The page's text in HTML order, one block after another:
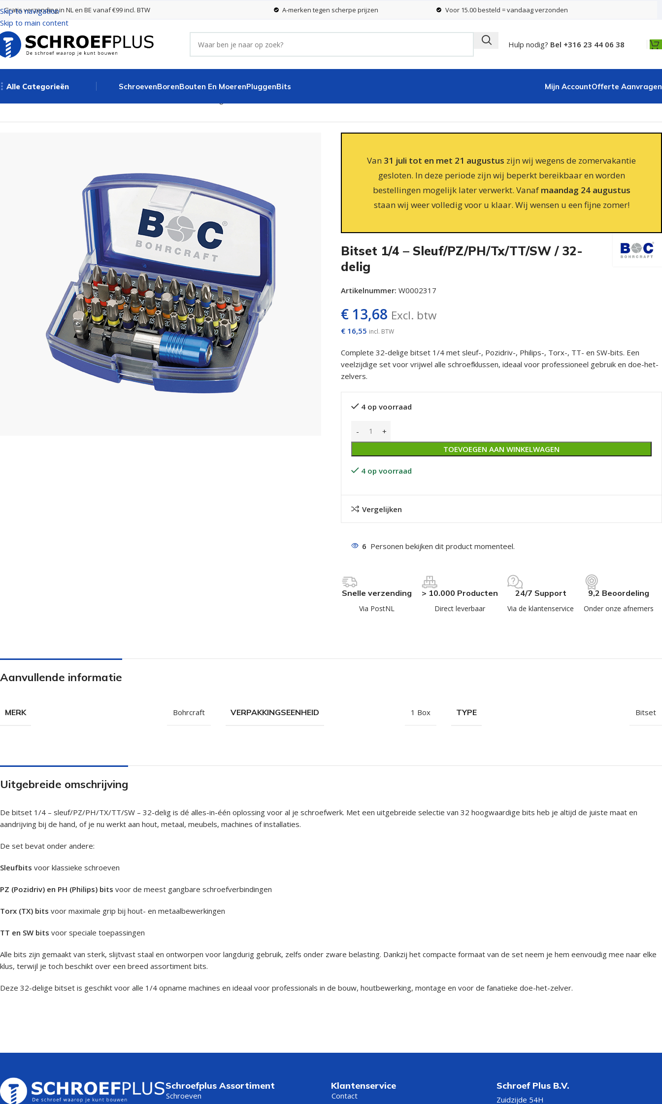
Skip to navigation
Skip to main content
Gratis verzending in NL en BE vanaf €99 incl. BTW A-merken tegen scherpe prijzen Voor 15.00 besteld = vandaag verzonden
Hulp nodig? Bel +316 23 44 06 38
Alle Categorieën
Isolatieschroeven
Betonschroeven
Populaire merken
SchroevenBorenBouten En MoerenPluggenBits Mijn AccountOfferte Aanvragen
Van 31 juli tot en met 21 augustus zijn wij wegens de zomervakantie
gesloten. In deze periode zijn wij beperkt bereikbaar en worden
bestellingen mogelijk later verwerkt. Vanaf maandag 24 augustus
staan wij weer volledig voor u klaar. Wij wensen u een fijne zomer!
Bitset 1/4 – Sleuf/PZ/PH/Tx/TT/SW / 32-
delig
Artikelnummer: W0002317
€ 13,68 Excl. btw
€ 16,55 incl. BTW
Complete 32-delige bitset 1/4 met sleuf-, Pozidriv-, Philips-, Torx-, TT- en SW-bits. Een
veelzijdige set voor vrijwel alle schroefklussen, ideaal voor professioneel gebruik en doe-het-
zelvers.
4 op voorraad
TOEVOEGEN AAN WINKELWAGEN
4 op voorraad
Vergelijken
6 Personen bekijken dit product momenteel.
Snelle verzending
Via PostNL
> 10.000 Producten
Direct leverbaar
24/7 Support
Via de klantenservice
9,2 Beoordeling
Onder onze afnemers
Aanvullende informatie
MERK Bohrcraft VERPAKKINGSEENHEID 1 Box TYPE Bitset
Uitgebreide omschrijving
De bitset 1/4 – sleuf/PZ/PH/TX/TT/SW – 32-delig is dé alles-in-één oplossing voor al je schroefwerk. Met een uitgebreide selectie van 32 hoogwaardige bits heb je altijd de juiste maat en
aandrijving bij de hand, of je nu werkt aan hout, metaal, meubels, machines of installaties.
De set bevat onder andere:
Sleufbits voor klassieke schroeven
PZ (Pozidriv) en PH (Philips) bits voor de meest gangbare schroefverbindingen
Torx (TX) bits voor maximale grip bij hout- en metaalbewerkingen
TT en SW bits voor speciale toepassingen
Alle bits zijn gemaakt van sterk, slijtvast staal en ontworpen voor langdurig gebruik, zelfs onder zware belasting. Dankzij het compacte formaat van de set neem je hem eenvoudig mee naar elke
klus, terwijl je toch beschikt over een breed assortiment bits.
Deze 32-delige bitset is geschikt voor alle 1/4 opname machines en ideaal voor professionals in de bouw, houtbewerking, montage en voor de fanatieke doe-het-zelver.
Schroefplus Assortiment
Schroeven
Klantenservice
Contact
Schroef Plus B.V.
Zuidzijde 54H